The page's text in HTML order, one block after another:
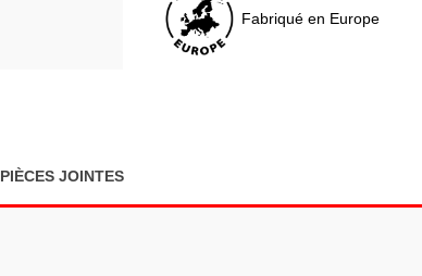
Fabriqué en Europe
PIÈCES JOINTES